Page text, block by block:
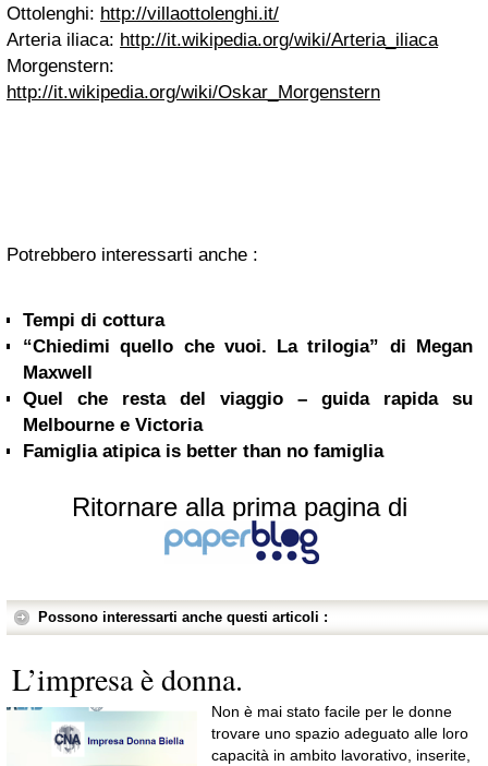
Ottolenghi: http://villaottolenghi.it/
Arteria iliaca: http://it.wikipedia.org/wiki/Arteria_iliaca
Morgenstern:
http://it.wikipedia.org/wiki/Oskar_Morgenstern
Potrebbero interessarti anche :
Tempi di cottura
“Chiedimi quello che vuoi. La trilogia” di Megan
Maxwell
Quel che resta del viaggio – guida rapida su
Melbourne e Victoria
Famiglia atipica is better than no famiglia
Ritornare alla prima pagina di
Possono interessarti anche questi articoli :
L’impresa è donna.
Non è mai stato facile per le donne
trovare uno spazio adeguato alle loro
capacità in ambito lavorativo, inserite,